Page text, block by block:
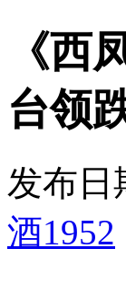
《西
台领
发布日
酒1952